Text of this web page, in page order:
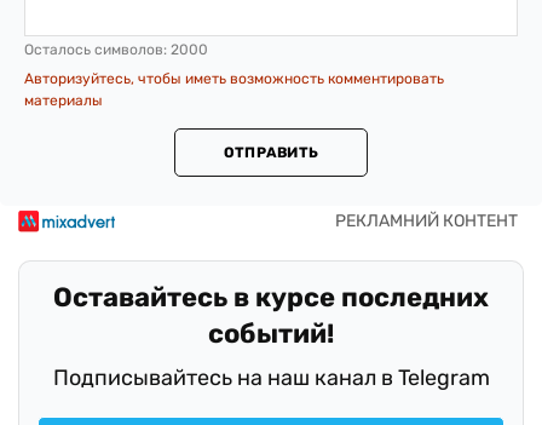
Осталось символов: 2000
Авторизуйтесь, чтобы иметь возможность комментировать
материалы
ОТПРАВИТЬ
Оставайтесь в курсе последних
событий!
Подписывайтесь на наш канал в Telegram